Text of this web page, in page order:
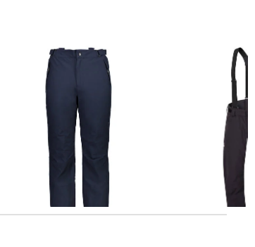
CMP | Herren Skihose SALOPETTE
WEISSACH M
199,95 €